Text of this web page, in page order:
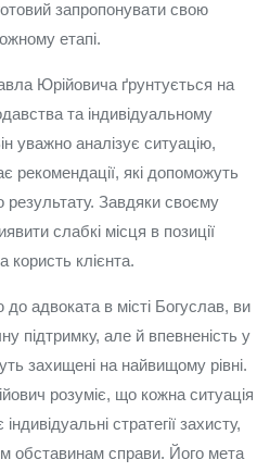
запропонувати свою
етапі.
Юрійовича ґрунтується на
та індивідуальному
уважно аналізує ситуацію,
рекомендації, які допоможуть
результату. Завдяки своєму
слабкі місця в позиції
користь клієнта.
адвоката в місті Богуслав, ви
підтримку, але й впевненість у
захищені на найвищому рівні.
розуміє, що кожна ситуація
стратегії захисту,
обставинам справи. Його мета